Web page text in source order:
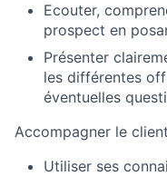
Ecouter,
prospect en
Présenter
les différentes
éventuelles
Accompagner le
Utiliser ses